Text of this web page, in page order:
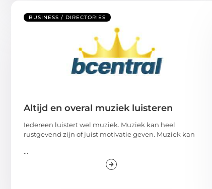
BUSINESS / DIRECTORIES
Altijd en overal muziek luisteren
Iedereen luistert wel muziek. Muziek kan heel
rustgevend zijn of juist motivatie geven. Muziek kan
...